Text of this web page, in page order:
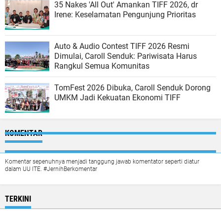
35 Nakes 'All Out' Amankan TIFF 2026, dr
Irene: Keselamatan Pengunjung Prioritas
Auto & Audio Contest TIFF 2026 Resmi
Dimulai, Caroll Senduk: Pariwisata Harus
Rangkul Semua Komunitas
TomFest 2026 Dibuka, Caroll Senduk Dorong
UMKM Jadi Kekuatan Ekonomi TIFF
KOMENTAR
Komentar sepenuhnya menjadi tanggung jawab komentator seperti diatur
dalam UU ITE. #JernihBerkomentar
TERKINI